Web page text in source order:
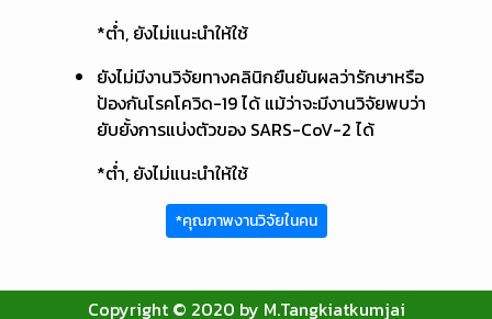
*ต่ำ, ยังไม่แนะนำให้ใช้
ยังไม่มีงานวิจัยทางคลินิกยืนยันผลว่ารักษาหรือ
ป้องกันโรคโควิด-19 ได้ แม้ว่าจะมีงานวิจัยพบว่า
ยับยั้งการแบ่งตัวของ SARS-CoV-2 ได้
*ต่ำ, ยังไม่แนะนำให้ใช้
*คุณภาพงานวิจัยในคน
Copyright © 2020 by M.Tangkiatkumjai